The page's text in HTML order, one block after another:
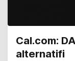
Cal.com:
alternatifi